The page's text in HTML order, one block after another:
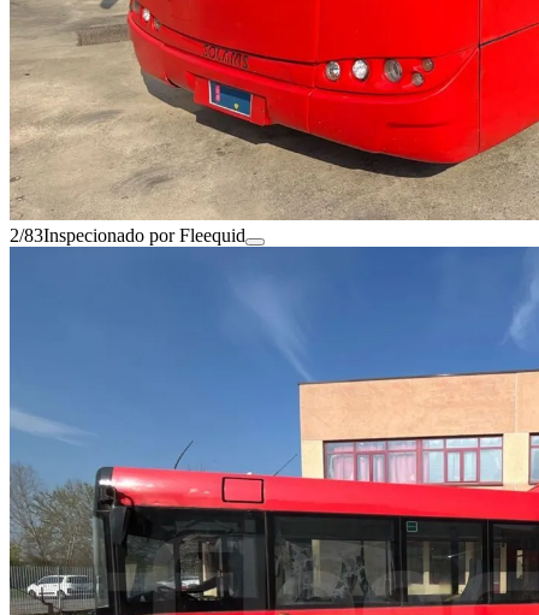
2/83Inspecionado por Fleequid